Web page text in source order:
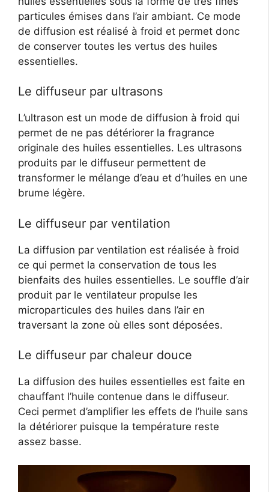
particules émises dans l’air ambiant. Ce mode
de diffusion est réalisé à froid et permet donc
de conserver toutes les vertus des huiles
essentielles.
Le diffuseur par ultrasons
L’ultrason est un mode de diffusion à froid qui
permet de ne pas détériorer la fragrance
originale des huiles essentielles. Les ultrasons
produits par le diffuseur permettent de
transformer le mélange d’eau et d’huiles en une
brume légère.
Le diffuseur par ventilation
La diffusion par ventilation est réalisée à froid
ce qui permet la conservation de tous les
bienfaits des huiles essentielles. Le souffle d’air
produit par le ventilateur propulse les
microparticules des huiles dans l’air en
traversant la zone où elles sont déposées.
Le diffuseur par chaleur douce
La diffusion des huiles essentielles est faite en
chauffant l’huile contenue dans le diffuseur.
Ceci permet d’amplifier les effets de l’huile sans
la détériorer puisque la température reste
assez basse.